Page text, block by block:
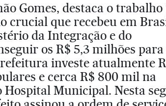
Gomes, destaca o
crucial que recebeu em
da Integração e do
os R$ 5,3 milhões para
investe atualmente
e cerca R$ 800 mil na
Municipal. Nesta